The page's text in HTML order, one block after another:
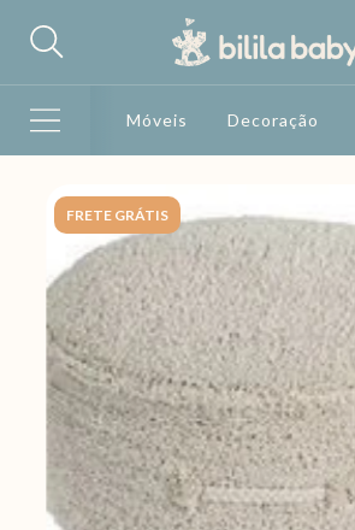
Móveis Decoração
FRETE GRÁTIS